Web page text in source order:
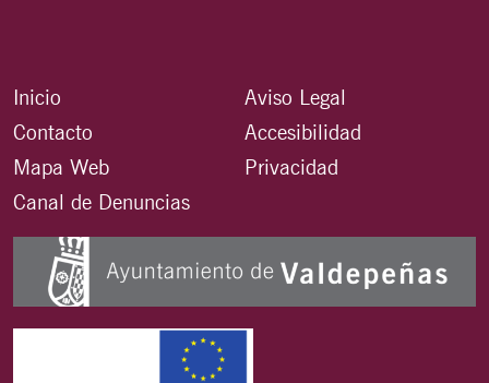
Inicio
Contacto
Mapa Web
Canal de Denuncias
Aviso Legal
Accesibilidad
Privacidad